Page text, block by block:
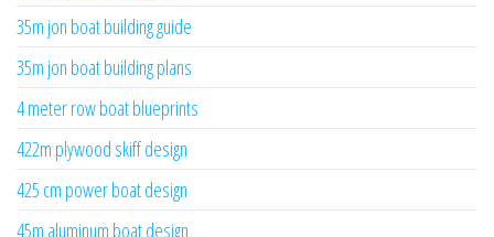
35m jon boat building guide
35m jon boat building plans
4 meter row boat blueprints
422m plywood skiff design
425 cm power boat design
45m aluminum boat design